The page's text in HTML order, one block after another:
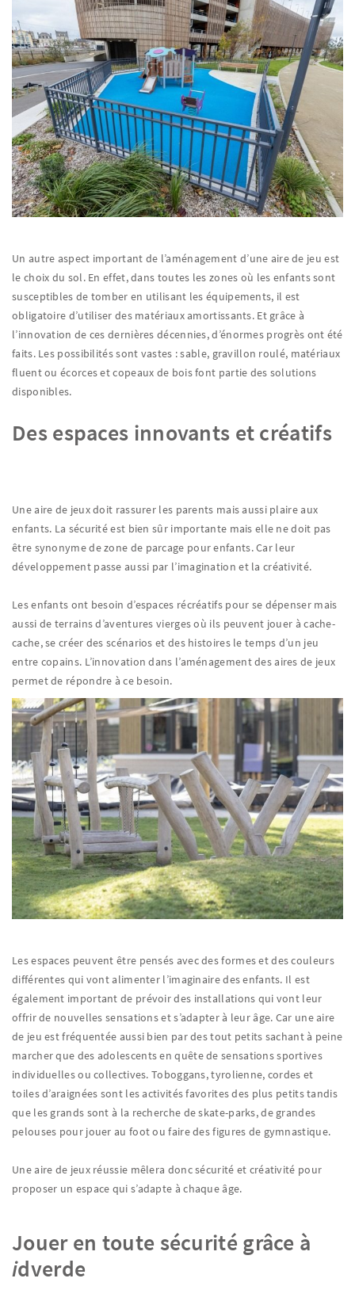
Un autre aspect important de l’aménagement d’une aire de jeu est
le choix du sol. En effet, dans toutes les zones où les enfants sont
susceptibles de tomber en utilisant les équipements, il est
obligatoire d’utiliser des matériaux amortissants. Et grâce à
l’innovation de ces dernières décennies, d’énormes progrès ont été
faits. Les possibilités sont vastes : sable, gravillon roulé, matériaux
fluent ou écorces et copeaux de bois font partie des solutions
disponibles.
Des espaces innovants et créatifs
Une aire de jeux doit rassurer les parents mais aussi plaire aux
enfants. La sécurité est bien sûr importante mais elle ne doit pas
être synonyme de zone de parcage pour enfants. Car leur
développement passe aussi par l’imagination et la créativité.
Les enfants ont besoin d’espaces récréatifs pour se dépenser mais
aussi de terrains d’aventures vierges où ils peuvent jouer à cache-
cache, se créer des scénarios et des histoires le temps d’un jeu
entre copains. L’innovation dans l’aménagement des aires de jeux
permet de répondre à ce besoin.
Les espaces peuvent être pensés avec des formes et des couleurs
différentes qui vont alimenter l’imaginaire des enfants. Il est
également important de prévoir des installations qui vont leur
offrir de nouvelles sensations et s’adapter à leur âge. Car une aire
de jeu est fréquentée aussi bien par des tout petits sachant à peine
marcher que des adolescents en quête de sensations sportives
individuelles ou collectives. Toboggans, tyrolienne, cordes et
toiles d’araignées sont les activités favorites des plus petits tandis
que les grands sont à la recherche de skate-parks, de grandes
pelouses pour jouer au foot ou faire des figures de gymnastique.
Une aire de jeux réussie mêlera donc sécurité et créativité pour
proposer un espace qui s’adapte à chaque âge.
Jouer en toute sécurité grâce à
idverde